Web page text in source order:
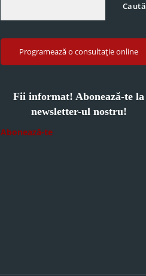
Caută
Programează o consultație online
Fii informat! Abonează-te la
newsletter-ul nostru!
Abonează-te